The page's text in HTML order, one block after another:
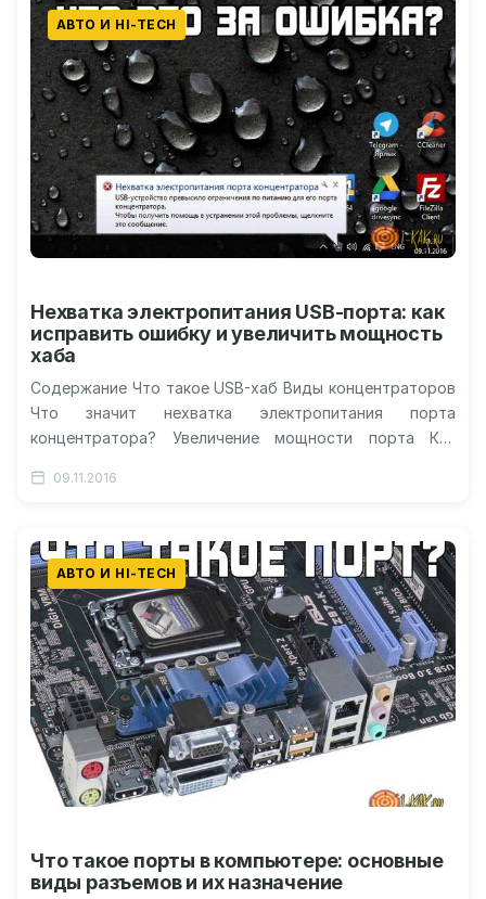
АВТО И HI-TECH
Нехватка электропитания USB-порта: как
исправить ошибку и увеличить мощность
хаба
Содержание Что такое USB-хаб Виды концентраторов
Что значит нехватка электропитания порта
концентратора? Увеличение мощности порта Как
ошибку Нехватка электропитания порта…
09.11.2016
АВТО И HI-TECH
Что такое порты в компьютере: основные
виды разъемов и их назначение